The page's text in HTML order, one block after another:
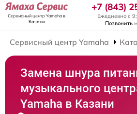
Сервисный центр Yamahaв
Казани
+7 (843)
Ежедневно с
Позвонить
Сервисный центр Yamaha
Замена шнура
музыкального
Yamaha в Казани